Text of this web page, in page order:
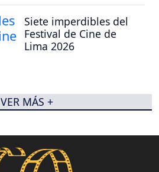
Siete imperdibles del
Festival de Cine de
Lima 2026
VER MÁS +